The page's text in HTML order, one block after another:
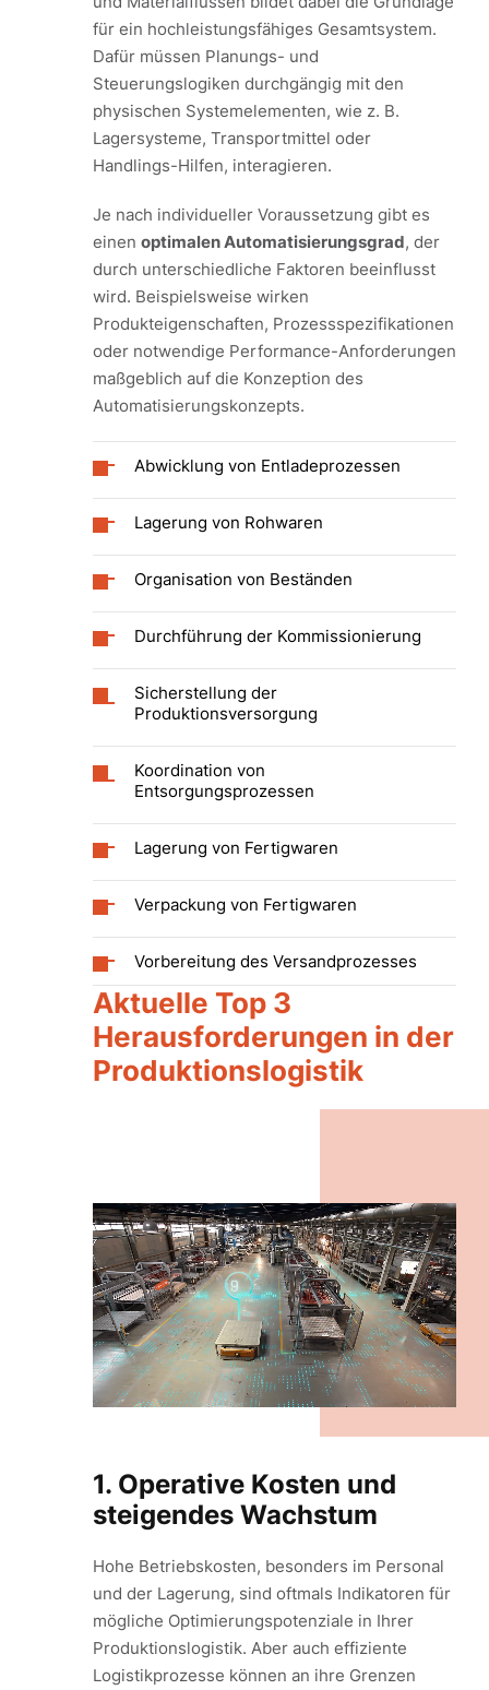
für ein hochleistungsfähiges Gesamtsystem.
Dafür müssen Planungs- und
Steuerungslogiken durchgängig mit den
physischen Systemelementen, wie z. B.
Lagersysteme, Transportmittel oder
Handlings-Hilfen, interagieren.
Je nach individueller Voraussetzung gibt es
einen optimalen Automatisierungsgrad, der
durch unterschiedliche Faktoren beeinflusst
wird. Beispielsweise wirken
Produkteigenschaften, Prozessspezifikationen
oder notwendige Performance-Anforderungen
maßgeblich auf die Konzeption des
Automatisierungskonzepts.
Abwicklung von Entladeprozessen
Lagerung von Rohwaren
Organisation von Beständen
Durchführung der Kommissionierung
Sicherstellung der
Produktionsversorgung
Koordination von
Entsorgungsprozessen
Lagerung von Fertigwaren
Verpackung von Fertigwaren
Vorbereitung des Versandprozesses
Aktuelle Top 3
Herausforderungen in der
Produktionslogistik
1. Operative Kosten und
steigendes Wachstum
Hohe Betriebskosten, besonders im Personal
und der Lagerung, sind oftmals Indikatoren für
mögliche Optimierungspotenziale in Ihrer
Produktionslogistik. Aber auch effiziente
Logistikprozesse können an ihre Grenzen